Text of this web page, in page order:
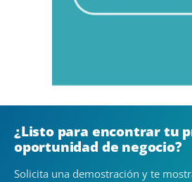
¿Listo para encontrar tu
oportunidad de negocio?
Solicita una demostración y te